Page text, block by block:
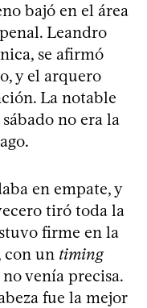
bajó en el área
Leandro
se afirmó
y el arquero
La notable
no era la
en empate, y
tiró toda la
firme en la
con un timing
venía precisa.
fue la mejor